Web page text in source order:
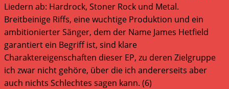
Liedern ab: Hardrock, Stoner Rock und Metal.
Breitbeinige Riffs, eine wuchtige Produktion und ein
ambitionierter Sänger, dem der Name James Hetfield
garantiert ein Begriff ist, sind klare
Charaktereigenschaften dieser EP, zu deren Zielgruppe
ich zwar nicht gehöre, über die ich andererseits aber
auch nichts Schlechtes sagen kann. (6)